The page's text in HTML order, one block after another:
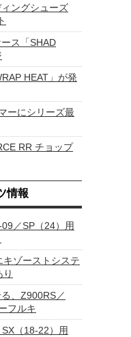
ングシューズ
ス「SHAD
HEAT」が発
ーにシリーズ最
RR チョップ
情報
／SP（24）用
ゾーストシステ
、Z900RS／
フルキ
（18-22）用